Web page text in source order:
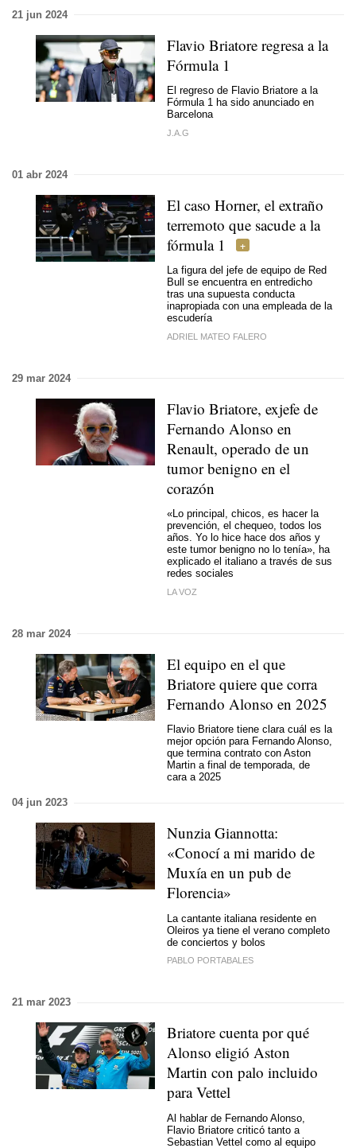
21 jun 2024
Flavio Briatore regresa a la
Fórmula 1
El regreso de Flavio Briatore a la
Fórmula 1 ha sido anunciado en
Barcelona
J.A.G
01 abr 2024
El caso Horner, el extraño
terremoto que sacude a la
fórmula 1
La figura del jefe de equipo de Red
Bull se encuentra en entredicho
tras una supuesta conducta
inapropiada con una empleada de la
escudería
ADRIEL MATEO FALERO
29 mar 2024
Flavio Briatore, exjefe de
Fernando Alonso en
Renault, operado de un
tumor benigno en el
corazón
«Lo principal, chicos, es hacer la
prevención, el chequeo, todos los
años. Yo lo hice hace dos años y
este tumor benigno no lo tenía», ha
explicado el italiano a través de sus
redes sociales
LA VOZ
28 mar 2024
El equipo en el que
Briatore quiere que corra
Fernando Alonso en 2025
Flavio Briatore tiene clara cuál es la
mejor opción para Fernando Alonso,
que termina contrato con Aston
Martin a final de temporada, de
cara a 2025
04 jun 2023
Nunzia Giannotta:
«Conocí a mi marido de
Muxía en un pub de
Florencia»
La cantante italiana residente en
Oleiros ya tiene el verano completo
de conciertos y bolos
PABLO PORTABALES
21 mar 2023
Briatore cuenta por qué
Alonso eligió Aston
Martin con palo incluido
para Vettel
Al hablar de Fernando Alonso,
Flavio Briatore criticó tanto a
Sebastian Vettel como al equipo